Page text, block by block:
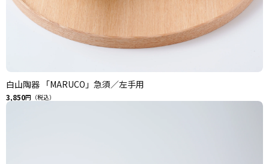
白山陶器 「MARUCO」急須／左手用
3,850円（税込）